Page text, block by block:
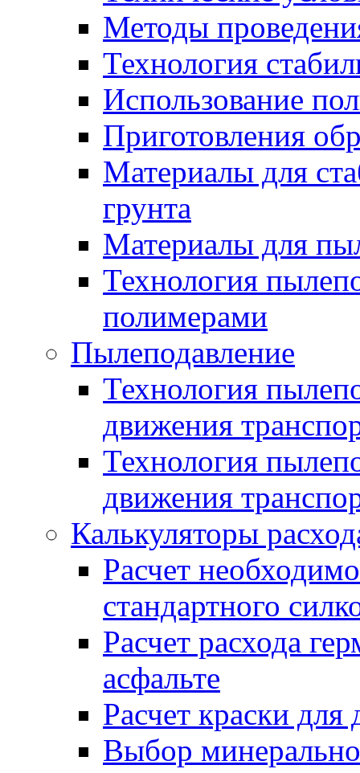
Методы
Технология
Использование
Приготовления
Материалы для
грунта
Материалы для
Технология
полимерами
Пылеподавление
Технология
движения
Технология
движения
Калькуляторы
Расчет
стандартного
Расчет расхода
асфальте
Расчет краски
Выбор